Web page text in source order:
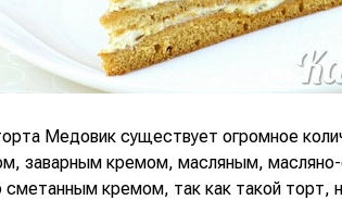
Медовик существует огромное
заварным кремом, масляным,
кремом, так как такой торт,